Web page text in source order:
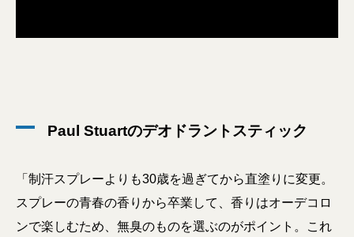
Paul Stuartのデオドラントスティック
「制汗スプレーよりも30歳を過ぎてから直塗りに変更。
スプレーの青春の香りから卒業して、香りはオーデコロ
ンで楽しむため、無臭のものを選ぶのがポイント。これ